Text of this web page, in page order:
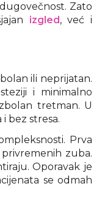
Zato
izgled, već i
ili neprijatan.
i minimalno
tretman. U
bez stresa.
Prva
zuba.
Oporavak je
se odmah